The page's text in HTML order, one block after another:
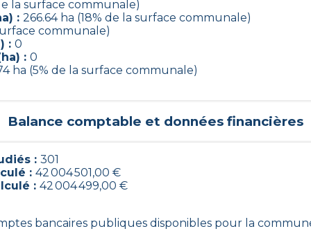
la surface communale)
: 266.64 ha (18% de la surface communale)
communale)
: 0
: 0
ha (5% de la surface communale)
Balance comptable et données financières
: 301
: 42 004 501,00 €
: 42 004 499,00 €
bancaires publiques disponibles pour la